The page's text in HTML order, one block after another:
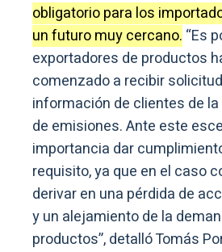
obligatorio para los
un futuro muy cercano. “Es
exportadores de productos
comenzado a recibir
información de clientes de la
de emisiones. Ante este
importancia dar
requisito, ya que en el caso
derivar en una pérdida de
y un alejamiento de la
productos”, detalló Tomás